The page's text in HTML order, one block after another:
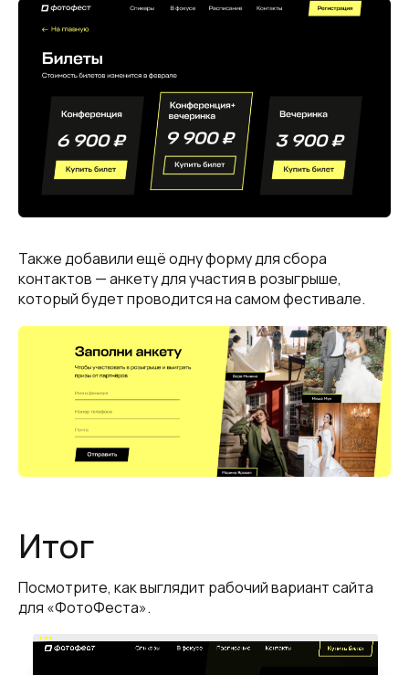
Также добавили ещё одну форму для сбора
контактов — анкету для участия в розыгрыше,
который будет проводится на самом фестивале.
Итог
Посмотрите, как выглядит рабочий вариант сайта
для «ФотоФеста».